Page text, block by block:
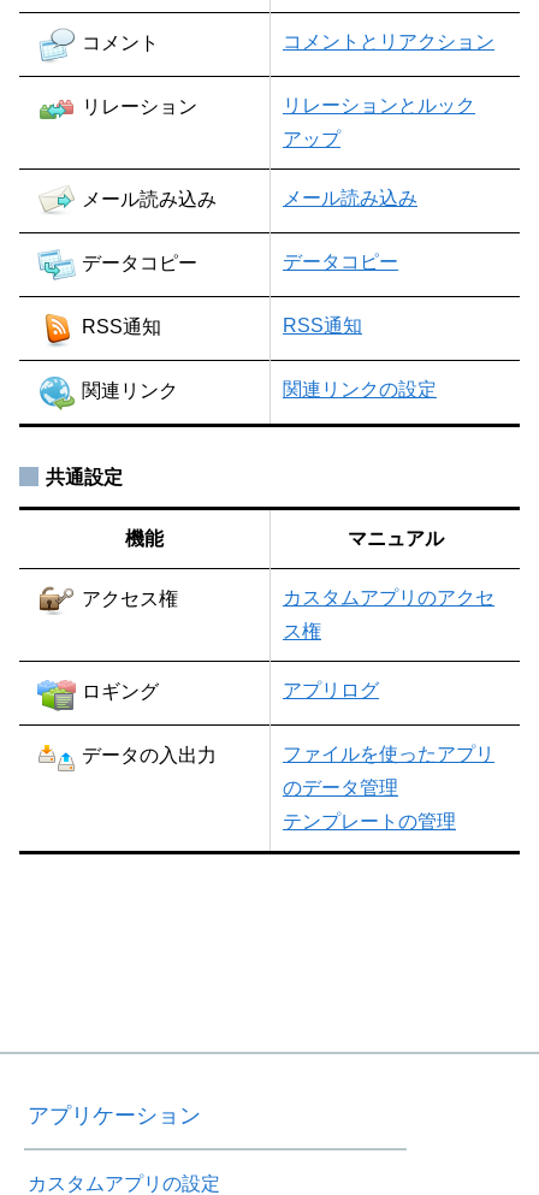
コメント コメントとリアクション
リレーション
リレーションとルック
アップ
メール読み込み メール読み込み
データコピー データコピー
RSS通知 RSS通知
関連リンク 関連リンクの設定
共通設定
機能 マニュアル
アクセス権
カスタムアプリのアクセ
ス権
ロギング アプリログ
データの入出力
ファイルを使ったアプリ
のデータ管理
テンプレートの管理
アプリケーション
カスタムアプリの設定